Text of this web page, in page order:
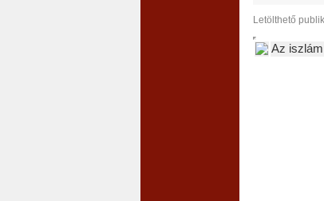
Letölthető
Az